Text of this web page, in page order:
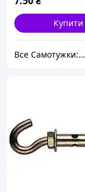
Купити
Все Самотужки: магазин елементів кріплення, товарів для саду та дому